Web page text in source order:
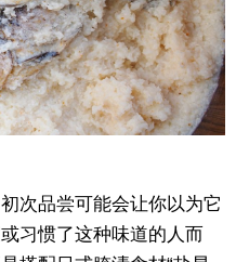
次品尝可能会让你以为它
习惯了这种味道的人而